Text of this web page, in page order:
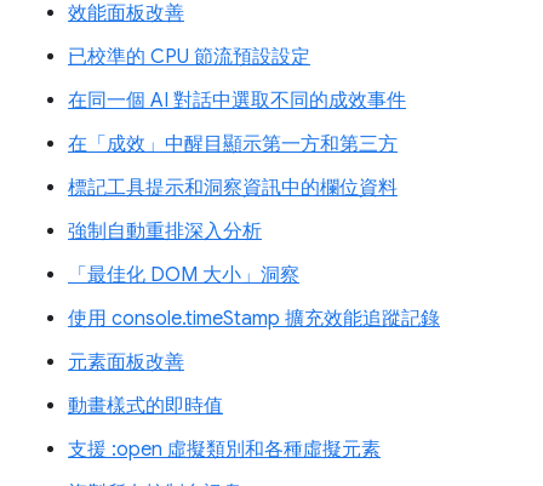
效能面板改善
已校準的 CPU 節流預設設定
在同一個 AI 對話中選取不同的成效事件
在「成效」中醒目顯示第一方和第三方
標記工具提示和洞察資訊中的欄位資料
強制自動重排深入分析
「最佳化 DOM 大小」洞察
使用 console.timeStamp 擴充效能追蹤記錄
元素面板改善
動畫樣式的即時值
支援 :open 虛擬類別和各種虛擬元素